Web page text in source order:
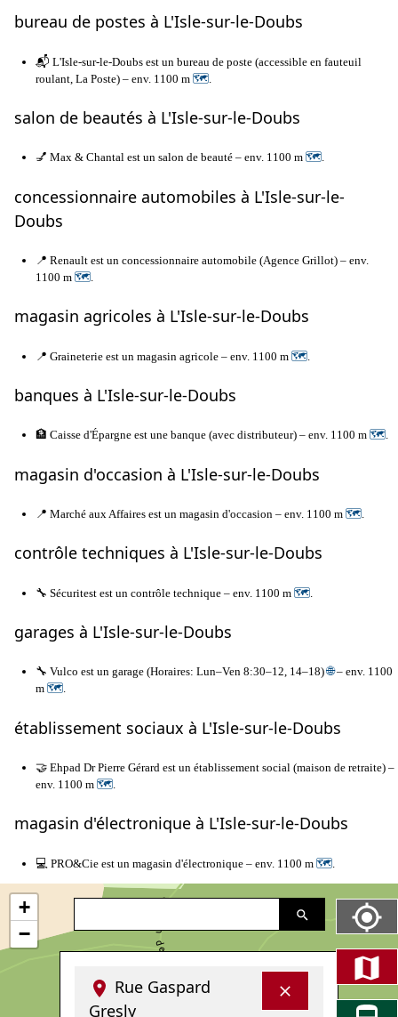
bureau de postes à L'Isle-sur-le-Doubs
📬 L'Isle-sur-le-Doubs est un bureau de poste (accessible en fauteuil
roulant, La Poste) – env. 1100 m 🗺
salon de beautés à L'Isle-sur-le-Doubs
💅 Max & Chantal est un salon de beauté – env. 1100 m 🗺.
concessionnaire automobiles à L'Isle-sur-le-
Doubs
📍 Renault est un concessionnaire automobile (Agence Grillot) – env.
1100 m 🗺
magasin agricoles à L'Isle-sur-le-Doubs
📍 Graineterie est un magasin agricole – env. 1100 m 🗺
banques à L'Isle-sur-le-Doubs
🏦 Caisse d'Épargne est une banque (avec distributeur) – env. 1100 m 🗺.
magasin d'occasion à L'Isle-sur-le-Doubs
📍 Marché aux Affaires est un magasin d'occasion – env. 1100 m 🗺
contrôle techniques à L'Isle-sur-le-Doubs
🔧 Sécuritest est un contrôle technique – env. 1100 m 🗺
garages à L'Isle-sur-le-Doubs
🔧 Vulco est un garage (Horaires: Lun–Ven 8:30–12, 14–18)🌐– env. 1100
m 🗺.
établissement sociaux à L'Isle-sur-le-Doubs
🤝 Ehpad Dr Pierre Gérard est un établissement social (maison de retraite) –
env. 1100 m 🗺
magasin d'électronique à L'Isle-sur-le-Doubs
💻 PRO&Cie est un magasin d'électronique – env. 1100 m 🗺
Rue Gaspard
Gresly
+
−